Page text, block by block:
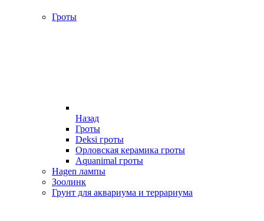
Гроты
Назад
Гроты
Deksi гроты
Орловская керамика гроты
Aquanimal гроты
Hagen лампы
Зоолинк
Грунт для аквариума и террариума